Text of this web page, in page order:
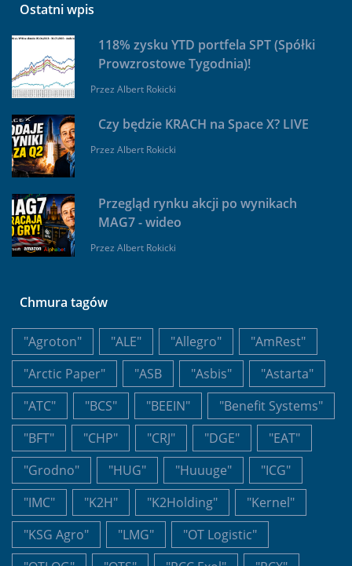
Ostatni wpis
118% zysku YTD portfela SPT (Spółki
Prowzrostowe Tygodnia)!
Przez Albert Rokicki
Czy będzie KRACH na Space X? LIVE
Przez Albert Rokicki
Przegląd rynku akcji po wynikach
MAG7 - wideo
Przez Albert Rokicki
Chmura tagów
"Agroton" "ALE" "Allegro"
"AmRest"
"Arctic Paper"
"ASB "Asbis"
"Astarta"
"ATC"
"BCS" "BEEIN"
"Benefit Systems"
"BFT"
"CHP" "CRJ" "DGE"
"EAT"
"Grodno"
"HUG" "Huuuge"
"ICG"
"IMC"
"K2H" "K2Holding"
"Kernel"
"KSG Agro"
"LMG"
"OT Logistic"